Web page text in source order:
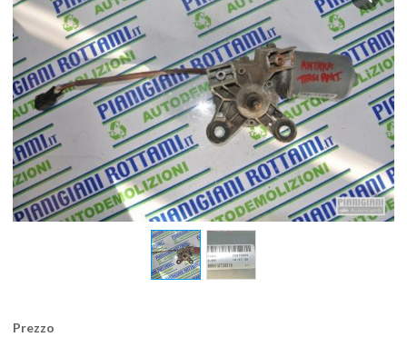
Prezzo